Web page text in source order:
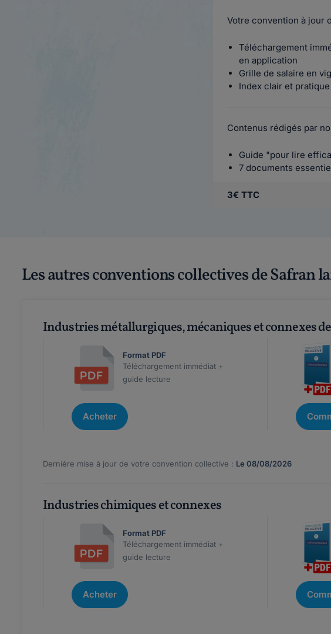
Votre convention à jour
Téléchargement
en application
Grille de salaire en
Index clair et pratique
Contenus rédigés par
Guide "pour lire
7 documents
3€ TTC
Les autres conventions collectives de Safran
Industries métallurgiques, mécaniques et connexes
Format PDF
Téléchargement immédiat +
guide lecture
Acheter
Dernière mise à jour de votre convention collective : Le 08/08/2026
Industries chimiques et connexes
Format PDF
Téléchargement immédiat +
guide lecture
Acheter